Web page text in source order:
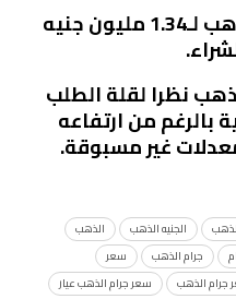
بينما وصل سعر كيلو الذهب لـ1.34 مليون جنيه
نظرا لقلة الطلب
بالرغم من ارتفاعه
غير مسبوقة.
الجنيه الذهب
الذهب
جرام الذهب
سعر
جرام الذهب
سعر جرام الذهب عيار